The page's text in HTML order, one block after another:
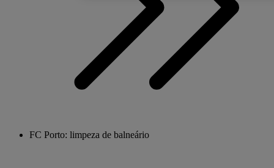
FC Porto: limpeza de balneário